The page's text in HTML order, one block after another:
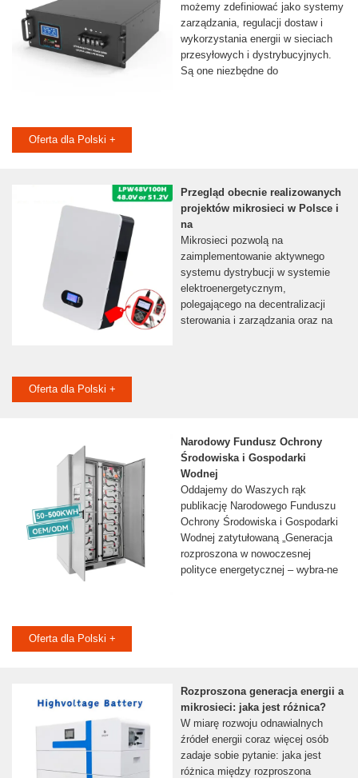
możemy zdefiniować jako systemy
zarządzania, regulacji dostaw i
wykorzystania energii w sieciach
przesyłowych i dystrybucyjnych.
Są one niezbędne do
Oferta dla Polski +
Przegląd obecnie realizowanych
projektów mikrosieci w Polsce i
na
Mikrosieci pozwolą na
zaimplementowanie aktywnego
systemu dystrybucji w systemie
elektroenergetycznym,
polegającego na decentralizacji
sterowania i zarządzania oraz na
Oferta dla Polski +
Narodowy Fundusz Ochrony
Środowiska i Gospodarki
Wodnej
Oddajemy do Waszych rąk
publikację Narodowego Funduszu
Ochrony Środowiska i Gospodarki
Wodnej zatytułowaną „Generacja
rozproszona w nowoczesnej
polityce energetycznej – wybra-ne
Oferta dla Polski +
Rozproszona generacja energii a
mikrosieci: jaka jest różnica?
W miarę rozwoju odnawialnych
źródeł energii coraz więcej osób
zadaje sobie pytanie: jaka jest
różnica między rozproszona